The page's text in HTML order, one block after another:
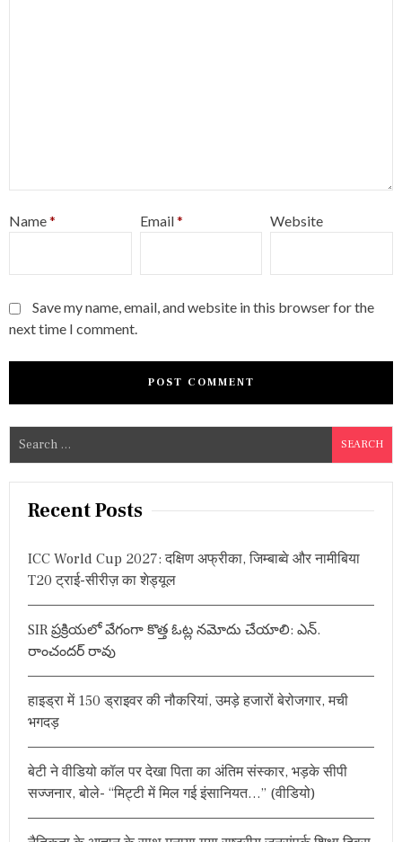
Name* Email* Website
Save my name, email, and website in this browser for the
next time I comment.
a
Recent Posts
ICC World Cup 2027: दक्षिण अफ्रीका, जिम्बाब्वे और नामीबिया
T20 ट्राई-सीरीज़ का शेड्यूल
SIR ప్రక్రియలో వేగంగా కొత్త ఓట్ల నమోదు చేయాలి: ఎన్.
రాంచందర్ రావు
हाइड्रा में 150 ड्राइवर की नौकरियां, उमड़े हजारों बेरोजगार, मची
भगदड़
बेटी ने वीडियो कॉल पर देखा पिता का अंतिम संस्कार, भड़के सीपी
सज्जनार, बोले- “मिट्टी में मिल गई इंसानियत…” (वीडियो)